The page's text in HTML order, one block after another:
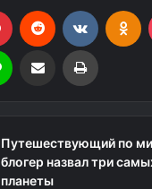
Путешествующий по
блогер назвал три
планеты